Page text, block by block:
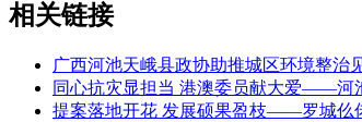
相关链接
广西河池天峨县政协助推城区环境整治
同心抗灾显担当 港澳委员献大爱——河
提案落地开花 发展硕果盈枝——罗城仫